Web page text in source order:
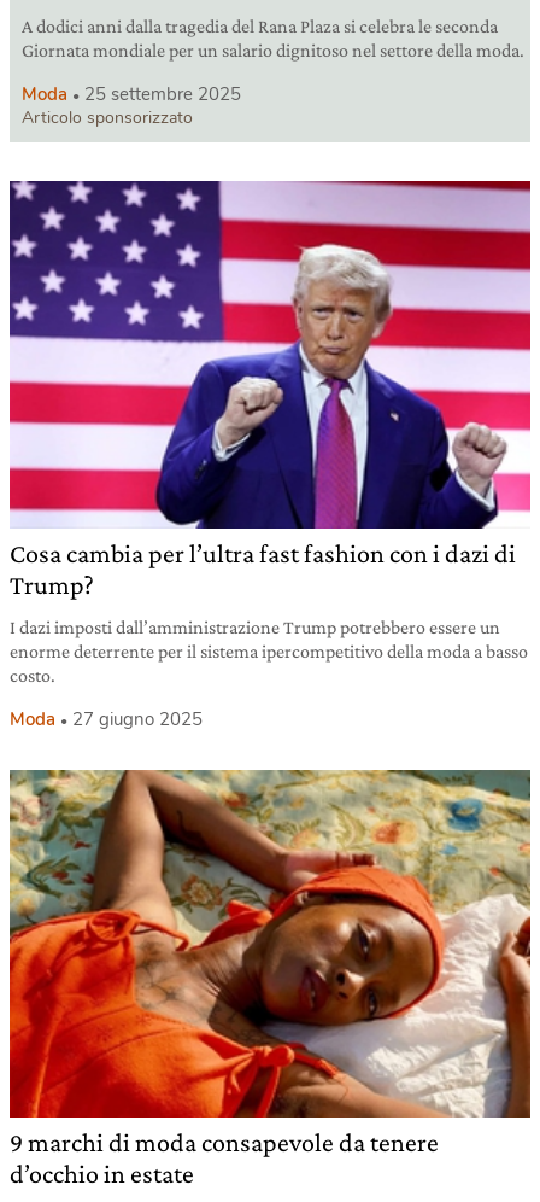
A dodici anni dalla tragedia del Rana Plaza si celebra le seconda
Giornata mondiale per un salario dignitoso nel settore della moda.
Moda 25 settembre 2025
Articolo sponsorizzato
Cosa cambia per l’ultra fast fashion con i dazi di
Trump?
I dazi imposti dall’amministrazione Trump potrebbero essere un
enorme deterrente per il sistema ipercompetitivo della moda a basso
costo.
Moda 27 giugno 2025
9 marchi di moda consapevole da tenere
d’occhio in estate